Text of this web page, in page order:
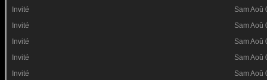
Invité
Sam Aoû
Invité
Sam Aoû
Invité
Sam Aoû
Invité
Sam Aoû
Invité
Sam Aoû